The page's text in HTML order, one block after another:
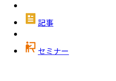
記事
セミナー